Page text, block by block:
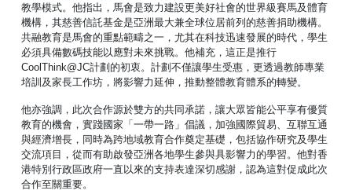
教學模式。他指出，馬會是致力建設更美好社會的世界級賽馬及體育
機構，其慈善信託基金是亞洲最大兼全球位居前列的慈善捐助機構。
共融教育是馬會的重點範疇之一，尤其在科技迅速發展的時代，學生
必須具備數碼技能以應對未來挑戰。他補充，這正是推行
CoolThink@JC計劃的初衷。計劃不僅讓學生受惠，更透過教師專業
培訓及家長工作坊，將影響力延伸，推動整體教育體系的轉變。
他亦強調，此次合作源於雙方的共同承諾，讓大眾皆能公平享有優質
教育的機會，實踐國家「一帶一路」倡議，加強國際貿易、互聯互通
與經濟增長，同時為跨地域教育合作奠定基礎，包括協作研究及學生
交流項目，從而有助啟發亞洲各地學生參與具影響力的學習。他對香
港特別行政區政府一直以來的支持表達深切感謝，認為這對促成此次
合作至關重要。